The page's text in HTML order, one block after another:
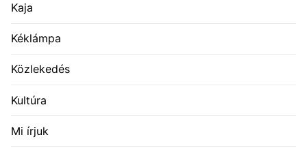
Kaja
Kéklámpa
Közlekedés
Kultúra
Mi írjuk